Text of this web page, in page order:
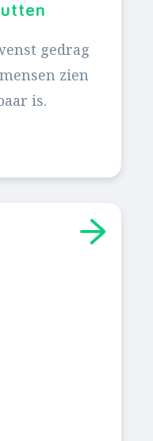
gedrag
zien
is.